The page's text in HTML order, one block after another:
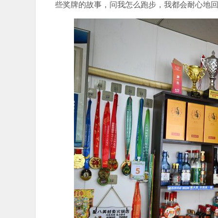
些奖牌的故事，问我怎么跑步，我都会耐心地